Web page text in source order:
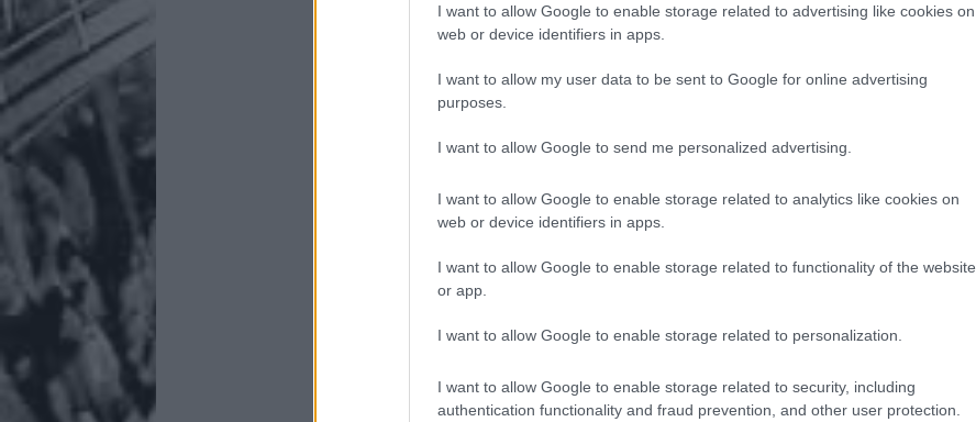
I want to allow Google to enable storage related to advertising like cookies on
web or device identifiers in apps.
I want to allow my user data to be sent to Google for online advertising
purposes.
I want to allow Google to send me personalized advertising.
I want to allow Google to enable storage related to analytics like cookies on
web or device identifiers in apps.
I want to allow Google to enable storage related to functionality of the website
or app.
I want to allow Google to enable storage related to personalization.
I want to allow Google to enable storage related to security, including
authentication functionality and fraud prevention, and other user protection.